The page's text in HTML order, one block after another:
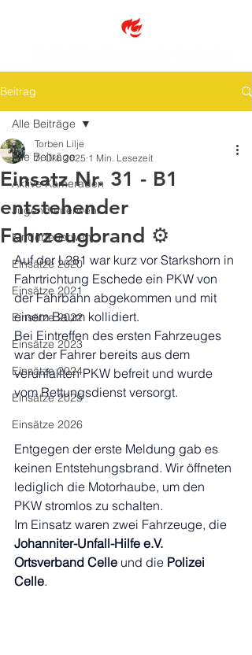
Beitrag
Alle Beiträge
Aktive Kameraden
Jugendfeuerwehr
Kinderfeuerwehr
Einsätze 2020
Einsätze 2021
Einsätze 2022
Einsätze 2023
Einsätze 2024
Einsätze 2025
Einsätze 2026
Alle Beiträge
Einsatz Nr. 31 - B1
entstehender
Fahrzeugbrand ⚙️
Torben Lilje
7. Okt. 2025 1 Min. Lesezeit
Auf der L281 war kurz vor Starkshorn in
Fahrtrichtung Eschede ein PKW von
der Fahrbahn abgekommen und mit
einem Baum kollidiert.
Bei Eintreffen des ersten Fahrzeuges
war der Fahrer bereits aus dem
verunfallten PKW befreit und wurde
vom Rettungsdienst versorgt.
Entgegen der erste Meldung gab es
keinen Entstehungsbrand. Wir öffneten
lediglich die Motorhaube, um den
PKW stromlos zu schalten.
Im Einsatz waren zwei Fahrzeuge, die
Johanniter-Unfall-Hilfe e.V.
Ortsverband Celle und die Polizei
Celle.